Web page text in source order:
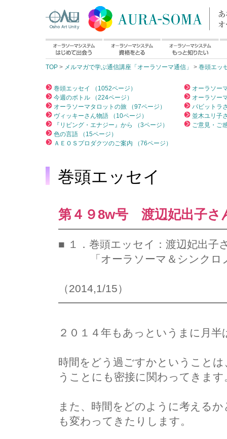
TOP > メルマガで学ぶ通信講座「オーラソーマ通信」 > 巻頭エッ
巻頭エッセイ （1052ページ）
今週のボトル （224ページ）
オーラソーマタロットの旅 （97ページ）
ヴィッキーさん物語 （10ページ）
『リビング・エナジー』から （3ページ）
色の言語 （15ページ）
ＡＥＯＳプロダクツのご案内 （76ページ）
オーラソー
オーラソー
パビットラ
並木ユリ子
ご意見・ご
巻頭エッセイ
第４９8w号 渡辺妃出子さ
■ １．巻頭エッセイ：渡辺妃出子
「オーラソーマ＆シンクロノ
（2014,1/15）
２０１４年もあっというまに月半
時間をどう過ごすかということ
うことにも密接に関わってきます
また、時間をどのように考える
も変わってきたりします。